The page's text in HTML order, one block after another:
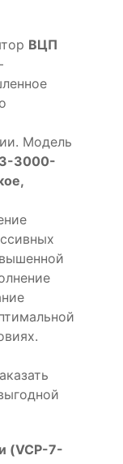
ВЦП
Модель
3000-
(VCP-7-